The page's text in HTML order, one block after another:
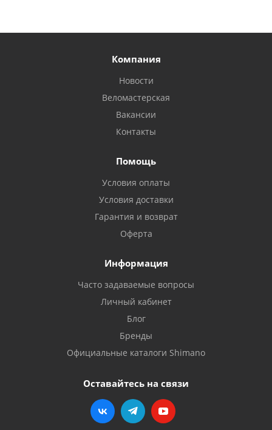
Компания
Новости
Веломастерская
Вакансии
Контакты
Помощь
Условия оплаты
Условия доставки
Гарантия и возврат
Оферта
Информация
Часто задаваемые вопросы
Личный кабинет
Блог
Бренды
Официальные каталоги Shimano
Оставайтесь на связи